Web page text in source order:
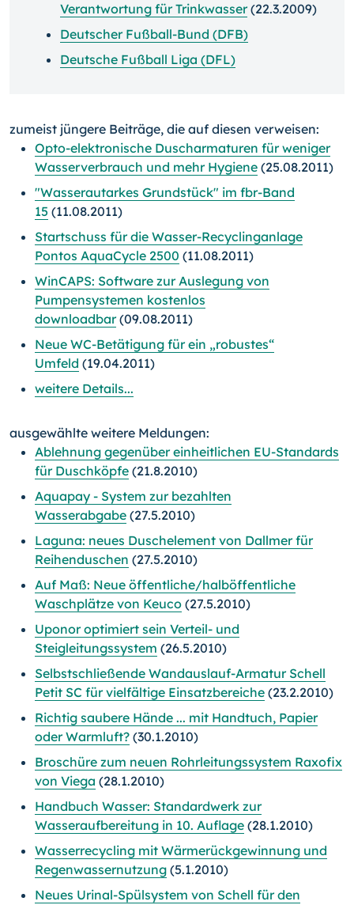
Verantwortung für Trinkwasser(22.3.2009)
Deutscher Fußball-Bund (DFB)
Deutsche Fußball Liga (DFL)
zumeist jüngere Beiträge, die auf diesen verweisen:
Opto-elektronische Duscharmaturen für weniger
Wasserverbrauch und mehr Hygiene (25.08.2011)
"Wasserautarkes Grundstück" im fbr-Band
15 (11.08.2011)
Startschuss für die Wasser-Recyclinganlage
Pontos AquaCycle 2500 (11.08.2011)
WinCAPS: Software zur Auslegung von
Pumpensystemen kostenlos
downloadbar(09.08.2011)
Neue WC-Betätigung für ein „robustes“
Umfeld (19.04.2011)
weitere Details...
ausgewählte weitere Meldungen:
Ablehnung gegenüber einheitlichen EU-Standards
für Duschköpfe (21.8.2010)
Aquapay - System zur bezahlten
Wasserabgabe (27.5.2010)
Laguna: neues Duschelement von Dallmer für
Reihenduschen (27.5.2010)
Auf Maß: Neue öffentliche/halböffentliche
Waschplätze von Keuco (27.5.2010)
Uponor optimiert sein Verteil- und
Steigleitungssystem (26.5.2010)
Selbstschließende Wandauslauf-Armatur Schell
Petit SC für vielfältige Einsatzbereiche (23.2.2010)
Richtig saubere Hände ... mit Handtuch, Papier
oder Warmluft? (30.1.2010)
Broschüre zum neuen Rohrleitungssystem Raxofix
von Viega (28.1.2010)
Handbuch Wasser: Standardwerk zur
Wasseraufbereitung in 10. Auflage (28.1.2010)
Wasserrecycling mit Wärmerückgewinnung und
Regenwassernutzung (5.1.2010)
Neues Urinal-Spülsystem von Schell für den